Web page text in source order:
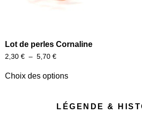
Lot de perles Cornaline
2,30 € – 5,70 €
Choix des options
LÉGENDE &